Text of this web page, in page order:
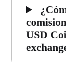
USD